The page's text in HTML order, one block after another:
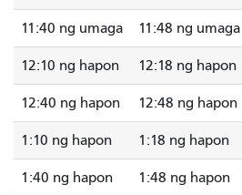
11:40 ng umaga 11:48 ng umaga
12:10 ng hapon 12:18 ng hapon
12:40 ng hapon 12:48 ng hapon
1:10 ng hapon 1:18 ng hapon
1:40 ng hapon 1:48 ng hapon